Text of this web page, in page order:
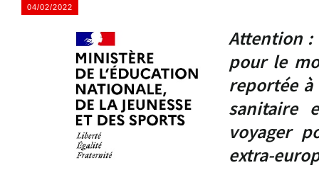
04/02/2022
Attention :
pour le
reportée
sanitaire
voyager
extra-